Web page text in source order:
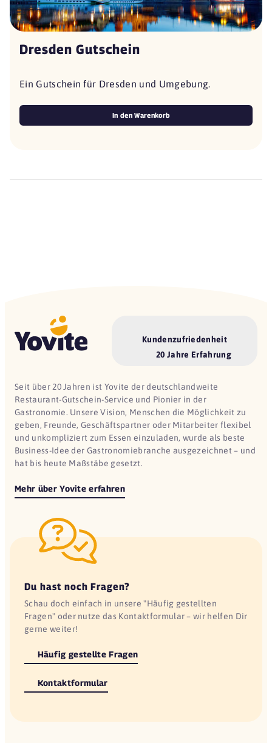
Dresden Gutschein
Ein Gutschein für Dresden und Umgebung.
In den Warenkorb
Kundenzufriedenheit
20 Jahre Erfahrung
Seit über 20 Jahren ist Yovite der deutschlandweite
Restaurant-Gutschein-Service und Pionier in der
Gastronomie. Unsere Vision, Menschen die Möglichkeit zu
geben, Freunde, Geschäftspartner oder Mitarbeiter flexibel
und unkompliziert zum Essen einzuladen, wurde als beste
Business-Idee der Gastronomiebranche ausgezeichnet – und
hat bis heute Maßstäbe gesetzt.
Mehr über Yovite erfahren
Du hast noch Fragen?
Schau doch einfach in unsere "Häufig gestellten
Fragen" oder nutze das Kontaktformular – wir helfen Dir
gerne weiter!
Häufig gestellte Fragen
Kontaktformular